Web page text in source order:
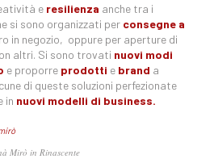
e resilienza anche tra i
si sono organizzati per consegne a
in negozio, oppure per aperture di
altri. Si sono trovati nuovi modi
e proporreprodotti e brand a
di queste soluzioni perfezionate
in nuovi modelli di business.
Mirò in Rinascente